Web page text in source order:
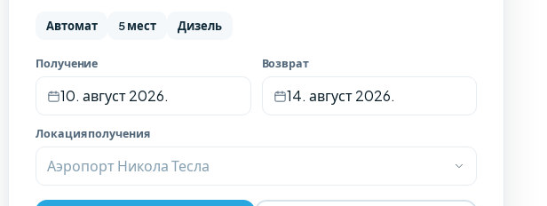
Автомат 5 мест Дизель
Получение
10. август 2026.
Возврат
14. август 2026.
Локация получения
Аэропорт Никола Тесла